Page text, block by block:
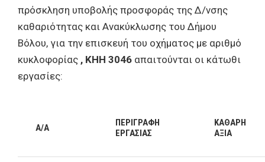
πρόσκληση υποβολής προσφοράς της Δ/νσης
καθαριότητας και Ανακύκλωσης του Δήμου
Βόλου, για την επισκευή του οχήματος με αριθμό
κυκλοφορίας , ΚΗΗ 3046 απαιτούνται οι κάτωθι
εργασίες:
A/A
ΠΕΡΙΓΡΑΦΗ
ΕΡΓΑΣΙΑΣ
ΚΑΘΑΡΗ
ΑΞΙΑ